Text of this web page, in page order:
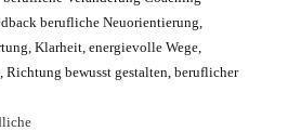
berufliche Neuorientierung,
Klarheit, energievolle Wege,
Richtung bewusst gestalten, beruflicher